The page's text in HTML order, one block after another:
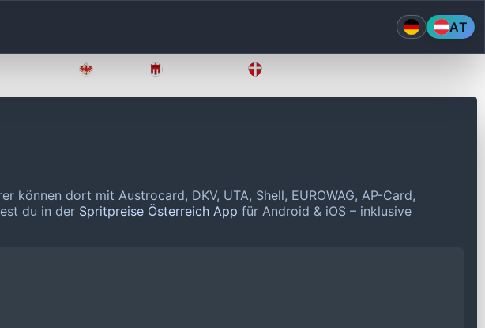
AT
können dort mit Austrocard, DKV, UTA, Shell, EUROWAG, AP-Card,
du in der Spritpreise Österreich App für Android & iOS – inklusive